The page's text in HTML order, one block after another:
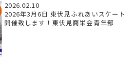
2026.02.10
2026年3月6日 東伏見ふれあいスケート
開催致します！東伏見商栄会青年部